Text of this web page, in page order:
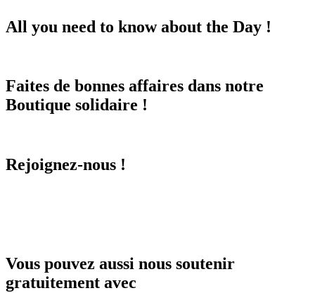
All you need to know about the Day !
Faites de bonnes affaires dans notre
Boutique solidaire !
Rejoignez-nous !
Vous pouvez aussi nous soutenir
gratuitement avec